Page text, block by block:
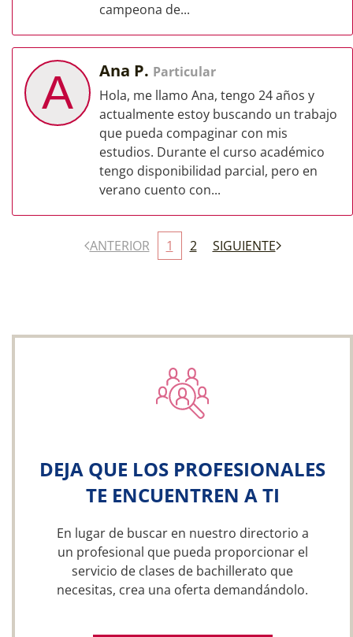
campeona de...
A Ana P. Particular
Hola, me llamo Ana, tengo 24 años y
actualmente estoy buscando un trabajo
que pueda compaginar con mis
estudios. Durante el curso académico
tengo disponibilidad parcial, pero en
verano cuento con...
ANTERIOR 1 2 SIGUIENTE
DEJA QUE LOS PROFESIONALES
TE ENCUENTREN A TI
En lugar de buscar en nuestro directorio a
un profesional que pueda proporcionar el
servicio de clases de bachillerato que
necesitas, crea una oferta demandándolo.